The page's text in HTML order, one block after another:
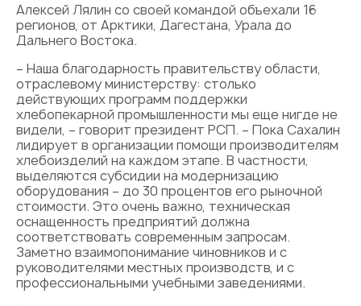
Алексей Лялин со своей командой объехали 16
регионов, от Арктики, Дагестана, Урала до
Дальнего Востока.
– Наша благодарность правительству области,
отраслевому министерству: столько
действующих программ поддержки
хлебопекарной промышленности мы еще нигде не
видели, – говорит президент РСП. – Пока Сахалин
лидирует в организации помощи производителям
хлебоизделий на каждом этапе. В частности,
выделяются субсидии на модернизацию
оборудования – до 30 процентов его рыночной
стоимости. Это очень важно, техническая
оснащенность предприятий должна
соответствовать современным запросам.
Заметно взаимопонимание чиновников и с
руководителями местных производств, и с
профессиональными учебными заведениями.